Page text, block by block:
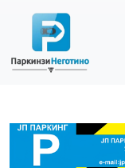
Skip to main content